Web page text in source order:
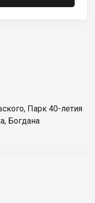
, Парк 40-летия
, Богдана